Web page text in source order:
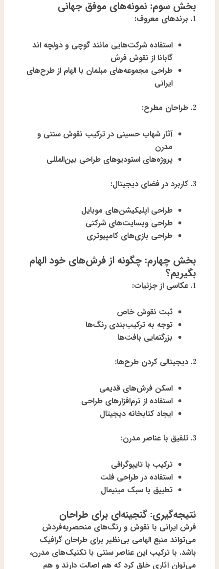
بخش سوم: نمونه‌های موفق جهانی
1. برندهای معروف:
استفاده شرکت‌هایی مانند گوچی و دولچه اند
گابانا از نقوش فرش
طراحی مجموعه‌های مبلمان با الهام از طرح‌های
ایرانی
2. طراحان مطرح:
آثار شهاب حسینی در ترکیب نقوش سنتی و
مدرن
پروژه‌های استودیوهای طراحی بین‌المللی
3. کاربرد در فضای دیجیتال:
طراحی اپلیکیشن‌های موبایل
طراحی وبسایت‌های شرکتی
طراحی بازی‌های کامپیوتری
بخش چهارم: چگونه از فرش‌های خود الهام
بگیریم؟
1. عکاسی از جزئیات:
ثبت نقوش خاص
توجه به ترکیب‌بندی رنگ‌ها
بزرگنمایی بافت‌ها
2. دیجیتالی کردن طرح‌ها:
اسکن فرش‌های قدیمی
استفاده از نرم‌افزارهای طراحی
ایجاد کتابخانه دیجیتال
3. تلفیق با عناصر مدرن:
ترکیب با تایپوگرافی
استفاده در طراحی فلت
تطبیق با سبک مینیمال
نتیجه‌گیری: گنجینه‌ای برای طراحان
فرش ایرانی با نقوش و رنگ‌های منحصربه‌فردش
می‌تواند منبع الهامی بی‌نظیر برای طراحان گرافیک
باشد. با ترکیب این عناصر سنتی با تکنیک‌های مدرن،
می‌توان آثاری خلق کرد که هم اصالت دارند و هم